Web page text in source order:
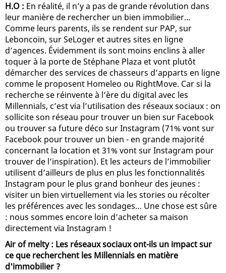
H.O : En réalité, il n’y a pas de grande révolution dans
leur manière de rechercher un bien immobilier...
Comme leurs parents, ils se rendent sur PAP, sur
Leboncoin, sur SeLoger et autres sites en ligne
d’agences. Évidemment ils sont moins enclins à aller
toquer à la porte de Stéphane Plaza et vont plutôt
démarcher des services de chasseurs d’apparts en ligne
comme le proposent Homeleo ou RightMove. Car si la
recherche se réinvente à l’ère du digital avec les
Millennials, c’est via l’utilisation des réseaux sociaux : on
sollicite son réseau pour trouver un bien sur Facebook
ou trouver sa future déco sur Instagram (71% vont sur
Facebook pour trouver un bien - en grande majorité
concernant la location et 31% vont sur Instagram pour
trouver de l’inspiration). Et les acteurs de l’immobilier
utilisent d’ailleurs de plus en plus les fonctionnalités
Instagram pour le plus grand bonheur des jeunes :
visiter un bien virtuellement via les stories ou récolter
les préférences avec les sondages… Une chose est sûre
: nous sommes encore loin d’acheter sa maison
directement via Instagram !
Air of melty : Les réseaux sociaux ont-ils un impact sur
ce que recherchent les Millennials en matière
d'immobilier ?